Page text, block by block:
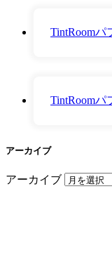
TintRoom
TintRoom
アーカイブ
アーカイブ